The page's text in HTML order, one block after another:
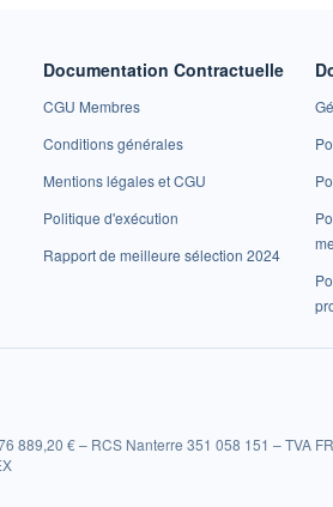
Documentation Contractuelle
CGU Membres
Conditions générales
Mentions légales et CGU
Politique d'exécution
Rapport de meilleure sélection 2024
889,20 € – RCS Nanterre 351 058 151 – TVA